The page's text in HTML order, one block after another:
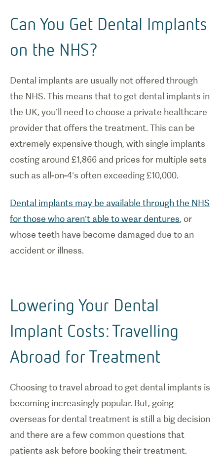
Can You Get Dental Implants
on the NHS?
Dental implants are usually not offered through
the NHS. This means that to get dental implants in
the UK, you’ll need to choose a private healthcare
provider that offers the treatment. This can be
extremely expensive though, with single implants
costing around £1,866 and prices for multiple sets
such as all-on-4’s often exceeding £10,000.
Dental implants may be available through the NHS
for those who aren’t able to wear dentures, or
whose teeth have become damaged due to an
accident or illness.
Lowering Your Dental
Implant Costs: Travelling
Abroad for Treatment
Choosing to travel abroad to get dental implants is
becoming increasingly popular. But, going
overseas for dental treatment is still a big decision
and there are a few common questions that
patients ask before booking their treatment.